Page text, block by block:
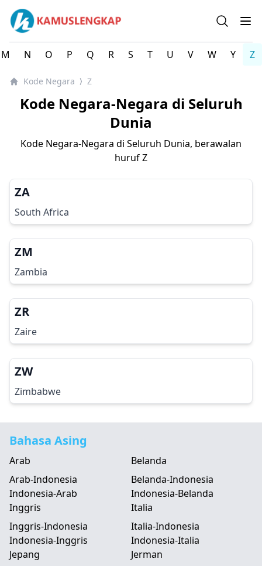
Kode Negara-Negara di Seluruh Dunia
Open
M N O P Q R S T U V W Y Z
Kode Negara ⟩ Z
Kode Negara-Negara di Seluruh
Dunia
Kode Negara-Negara di Seluruh Dunia, berawalan
hurufZ
ZA
South Africa
ZM
Zambia
ZR
Zaire
ZW
Zimbabwe
Bahasa Asing
Arab
Arab-Indonesia
Indonesia-Arab
Belanda
Belanda-Indonesia
Indonesia-Belanda
Inggris
Inggris-Indonesia
Indonesia-Inggris
Italia
Italia-Indonesia
Indonesia-Italia
Jepang
Jerman